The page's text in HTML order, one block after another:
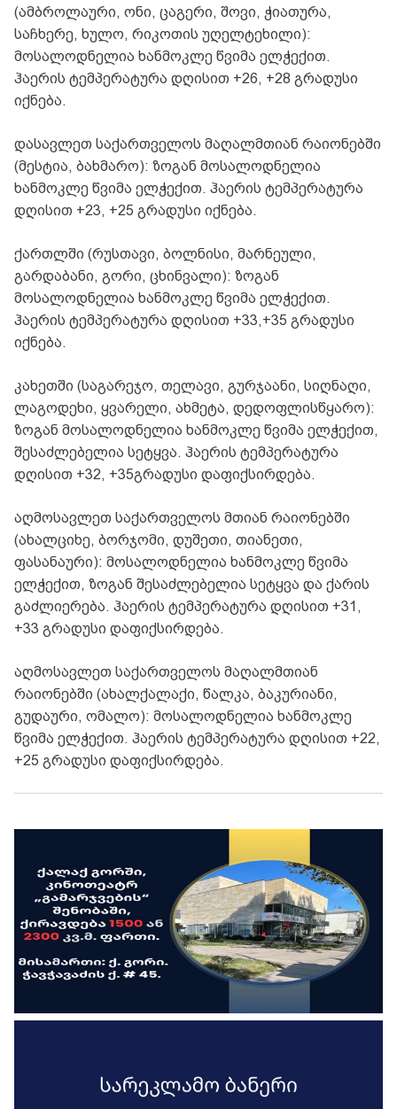
(ამბროლაური, ონი, ცაგერი, შოვი, ჭიათურა,
საჩხერე, ხულო, რიკოთის უღელტეხილი):
მოსალოდნელია ხანმოკლე წვიმა ელჭექით.
ჰაერის ტემპერატურა დღისით +26, +28 გრადუსი
იქნება.
დასავლეთ საქართველოს მაღალმთიან რაიონებში
(მესტია, ბახმარო): ზოგან მოსალოდნელია
ხანმოკლე წვიმა ელჭექით. ჰაერის ტემპერატურა
დღისით +23, +25 გრადუსი იქნება.
ქართლში (რუსთავი, ბოლნისი, მარნეული,
გარდაბანი, გორი, ცხინვალი): ზოგან
მოსალოდნელია ხანმოკლე წვიმა ელჭექით.
ჰაერის ტემპერატურა დღისით +33,+35 გრადუსი
იქნება.
კახეთში (საგარეჯო, თელავი, გურჯაანი, სიღნაღი,
ლაგოდეხი, ყვარელი, ახმეტა, დედოფლისწყარო):
ზოგან მოსალოდნელია ხანმოკლე წვიმა ელჭექით,
შესაძლებელია სეტყვა. ჰაერის ტემპერატურა
დღისით +32, +35გრადუსი დაფიქსირდება.
აღმოსავლეთ საქართველოს მთიან რაიონებში
(ახალციხე, ბორჯომი, დუშეთი, თიანეთი,
ფასანაური): მოსალოდნელია ხანმოკლე წვიმა
ელჭექით, ზოგან შესაძლებელია სეტყვა და ქარის
გაძლიერება. ჰაერის ტემპერატურა დღისით +31,
+33 გრადუსი დაფიქსირდება.
აღმოსავლეთ საქართველოს მაღალმთიან
რაიონებში (ახალქალაქი, წალკა, ბაკურიანი,
გუდაური, ომალო): მოსალოდნელია ხანმოკლე
წვიმა ელჭექით. ჰაერის ტემპერატურა დღისით +22,
+25 გრადუსი დაფიქსირდება.